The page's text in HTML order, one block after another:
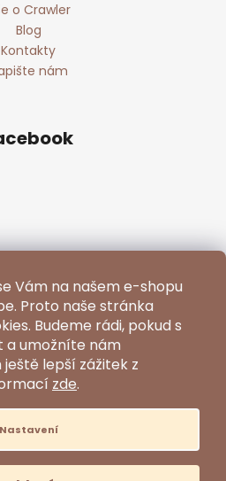
Vám na našem e-shopu
Proto naše stránka
Budeme rádi, pokud s
a umožníte nám
lepší zážitek z
zde.
Nastavení
o Crawler
Blog
Kontakty
nám
Shoptet